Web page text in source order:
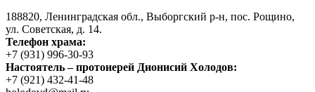
188820, Ленинградская обл., Выборгский р-н, пос. Рощино,
ул. Советская, д. 14.
Телефон храма:
+7 (931) 996-30-93
Настоятель – протоиерей Дионисий Холодов:
+7 (921) 432-41-48